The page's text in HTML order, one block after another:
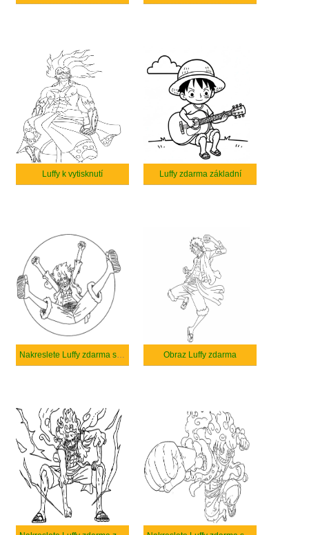
Luffy k vytisknutí Luffy zdarma základní
Nakreslete Luffy zdarma snadný Obraz Luffy zdarma